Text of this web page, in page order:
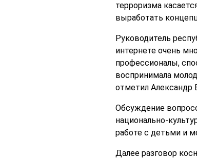
терроризма
выработать
Руководитель
интернете очень
профессионалы,
воспринимала
отметил Александр
Обсуждение
национально-
работе с детьми и
Далее разговор